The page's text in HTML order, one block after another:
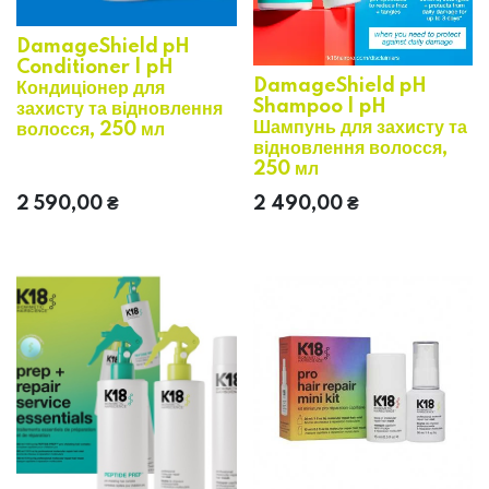
DamageShield pH
Conditioner | pH
Кондиціонер для
захисту та відновлення
волосся, 250 мл
2 590,00 ₴
DamageShield pH
Shampoo | pH
Шампунь для захисту та
відновлення волосся,
250 мл
2 490,00₴